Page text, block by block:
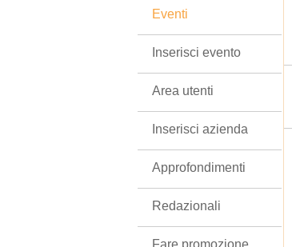
Eventi
Inserisci evento
Area utenti
Inserisci azienda
Approfondimenti
Redazionali
Fare promozione